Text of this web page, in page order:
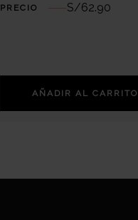
PRECIO S/62.90
AÑADIR AL CARRITO